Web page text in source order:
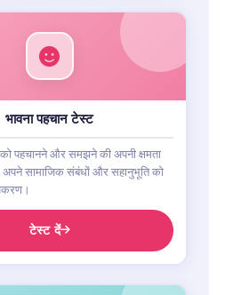
भावना पहचान टेस्ट
पहचानने और समझने की अपनी क्षमता
सामाजिक संबंधों और सहानुभूति को
टेस्ट दें